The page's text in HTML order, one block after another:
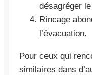
désagréger
Rincage
l’évacuation.
Pour ceux qui
similaires dans